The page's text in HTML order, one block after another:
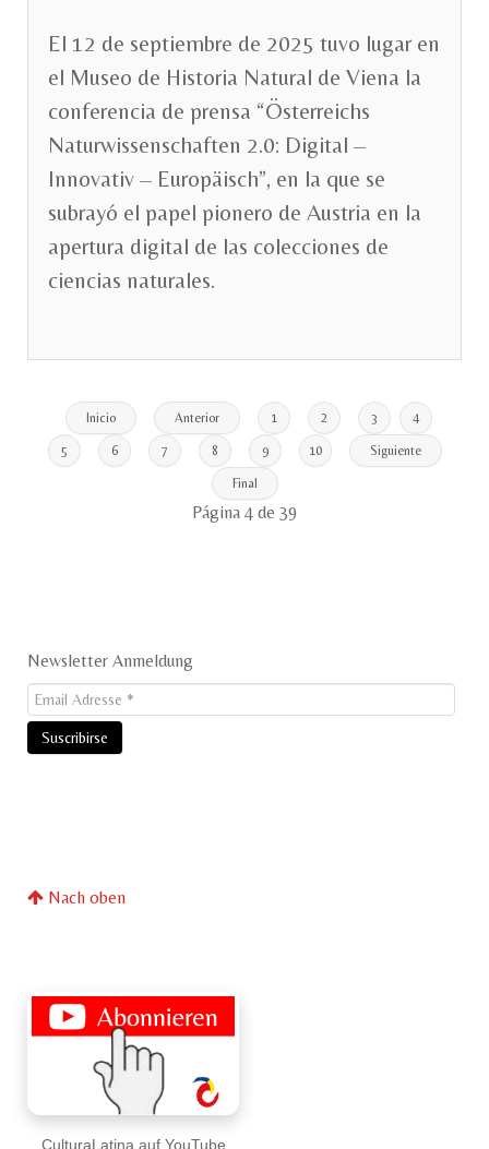
CulturaLatina auf YouTube
El 12 de septiembre de 2025 tuvo lugar en
el Museo de Historia Natural de Viena la
conferencia de prensa “Österreichs
Naturwissenschaften 2.0: Digital –
Innovativ – Europäisch”, en la que se
subrayó el papel pionero de Austria en la
apertura digital de las colecciones de
ciencias naturales.
Inicio Anterior 1 2 3 4
5 6 7 8 9 10 Siguiente
Final
Página 4 de 39
Newsletter Anmeldung
Nach oben